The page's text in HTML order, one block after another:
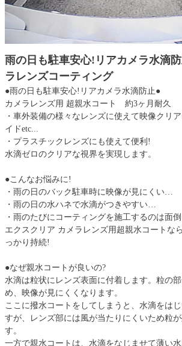
雨の日も駐車安心!リアカメラ水滴
ラレンズコーティング
●雨の日も駐車安心!リアカメラ水滴防止●
カメラレンズ用 超親水コート 約3ヶ月耐久
・車外装備の様々なレンズに使えて映像クリ
イドetc...
・プラスチックレンズにも使えて便利!
水滴ゼロのクリアな視界を実現します。
●こんなお悩みに!
・雨の日のバック駐車時に映像が見にくい…
・雨の日の水ハネで水滴がつきやすい…
・雨のたびにコーティングを施工するのは面
エクスクリア カメラレンズ用超親水コートな
っかり持続!
●なぜ親水コートが良いの?
水滴は粒状にレンズ表面に付着します。粒の
め、映像が見にくくなります。
ここに撥水コートをしてしまうと、水滴をは
すが、レンズ部には風が当たりにくいため粒
す。
一方で親水コートは、水滴をなじませて薄い水